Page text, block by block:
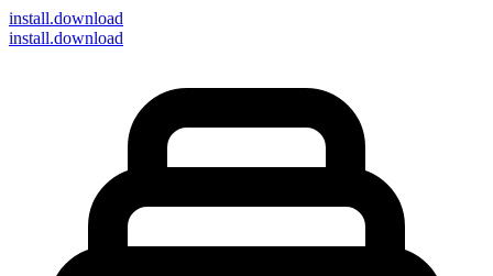
install.download
install.download